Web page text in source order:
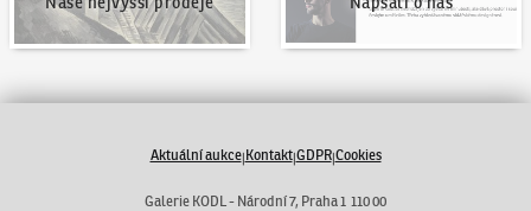
Aktuální aukce|Kontakt|GDPR|Cookies
Galerie KODL - Národní 7, Praha 1 110 00